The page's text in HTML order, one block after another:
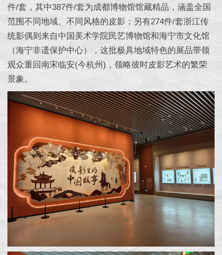
件/套，其中387件/套为成都博物馆馆藏精品，涵盖全国
范围不同地域、不同风格的皮影；另有274件/套浙江传
统影偶则来自中国美术学院民艺博物馆和海宁市文化馆
（海宁非遗保护中心），这批极具地域特色的展品带领
观众重回南宋临安(今杭州)，领略彼时皮影艺术的繁荣
景象。